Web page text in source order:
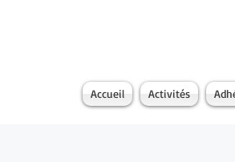
Accueil Activités